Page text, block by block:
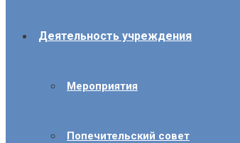
Деятельность учреждения
Мероприятия
Попечительский совет